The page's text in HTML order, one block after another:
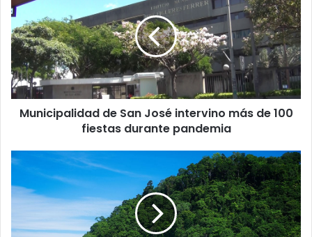
San
José
intervino
más
de
100
fiestas
durante
Municipalidad de San José intervino más de 100
fiestas durante pandemia
Gobierno
vacaciones
por
la